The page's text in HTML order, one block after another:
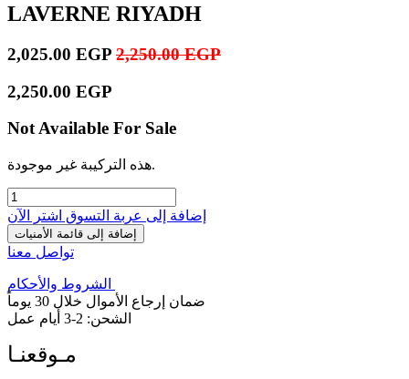
LAVERNE RIYADH
2,025.00 EGP 2,250.00EGP
2,250.00 EGP
Not Available For Sale
هذه التركيبة غير موجودة.
إضافة إلى عربة التسوق اشترِ الآن
إضافة إلى قائمة الأمنيات
تواصل معنا
الشروط والأحكام
ضمان إرجاع الأموال خلال 30 يوماً
الشحن: 2-3 أيام عمل